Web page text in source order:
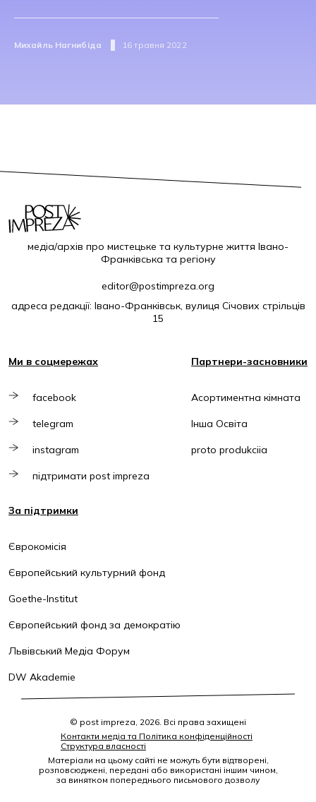
Михайль Нагнибіда 16 травня 2022
медіа/архів про мистецьке та культурне життя Івано-
Франківська та регіону
editor@postimpreza.org
адреса редакції: Івано-Франківськ, вулиця Січових стрільців
15
Ми в соцмережах
facebook
telegram
instagram
підтримати post impreza
Партнери-засновники
Асортиментна кімната
Інша Освіта
proto produkciia
За підтримки
Єврокомісія
Європейський культурний фонд
Goethe-Institut
Європейський фонд за демократію
Львівський Медіа Форум
DW Akademie
© post impreza, 2026. Всі права захищені
Контакти медіа та Політика конфіденційності
Структура власності
Матеріали на цьому сайті не можуть бути відтворені,
розповсюджені, передані або використані іншим чином,
за винятком попереднього письмового дозволу